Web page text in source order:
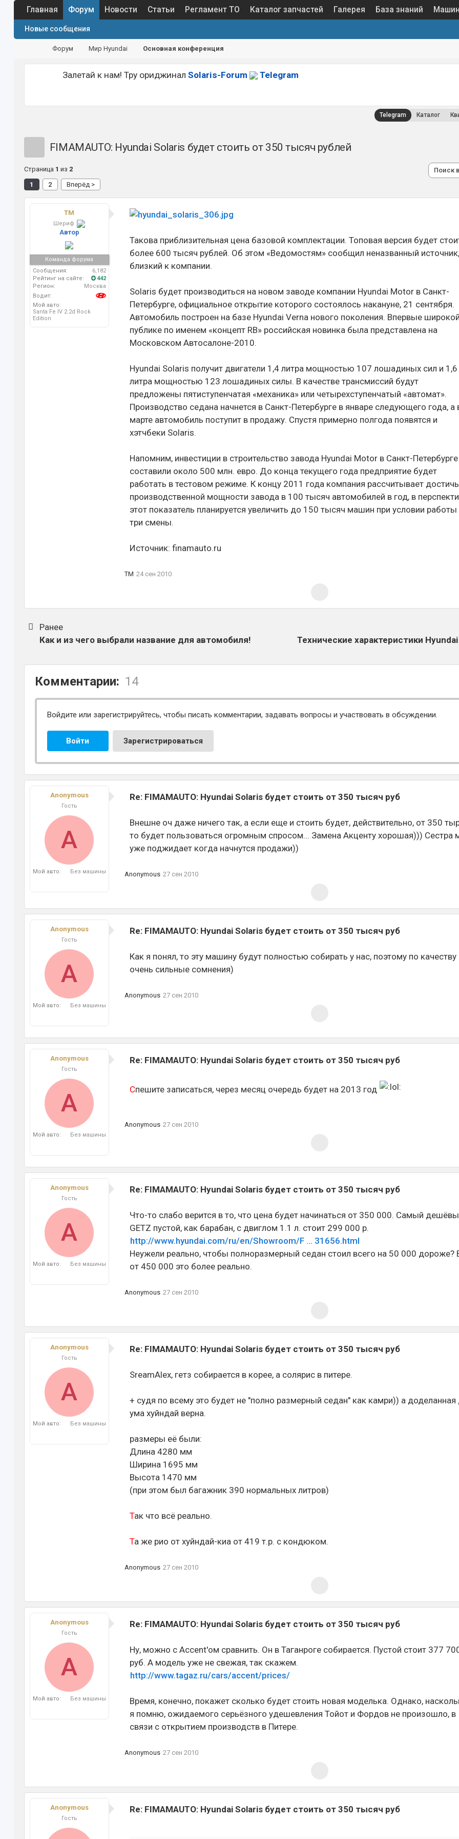
Главная Форум
Новые сообщения
Новости Статьи Регламент ТО Каталог запчастей Галерея База знаний
Форум Мир Hyundai Основная конференция
Залетай к нам! Тру ориджинал Solaris-Forum Telegram
Telegram Каталог
FIMAMAUTO: Hyundai Solaris будет стоить от 350 тысяч рублей
Поиск
Страница 1 из 2
1
2 Вперёд >
TM
Шериф
Автор
Команда форума
Сообщения:
6,182
Рейтинг на сайте:
442
Регион:
Москва
Водит:
Мой авто:
Santa Fe IV 2.2d Rock
Edition
Такова приблизительная цена базовой комплектации. Топовая версия будет
более 600 тысяч рублей. Об этом «Ведомостям» сообщил неназванный источник,
близкий к компании.
Solaris будет производиться на новом заводе компании Hyundai Motor в Санкт-
Петербурге, официальное открытие которого состоялось накануне, 21 сентября.
Автомобиль построен на базе Hyundai Verna нового поколения. Впервые широкой
публике по именем «концепт RB» российская новинка была представлена на
Московском Автосалоне-2010.
Hyundai Solaris получит двигатели 1,4 литра мощностью 107 лошадиных сил и 1,6
литра мощностью 123 лошадиных силы. В качестве трансмиссий будут
предложены пятиступенчатая «механика» или четырехступенчатый «автомат».
Производство седана начнется в Санкт-Петербурге в январе следующего года, а
марте автомобиль поступит в продажу. Спустя примерно полгода появятся и
хэтчбеки Solaris.
Напомним, инвестиции в строительство завода Hyundai Motor в Санкт-Петербурге
составили около 500 млн. евро. До конца текущего года предприятие будет
работать в тестовом режиме. К концу 2011 года компания рассчитывает достичь
производственной мощности завода в 100 тысяч автомобилей в год, в
этот показатель планируется увеличить до 150 тысяч машин при условии работы
три смены.
Источник: finamauto.ru
TM 24 сен 2010
Ранее
Как и из чего выбрали название для автомобиля!
Технические характеристики
Комментарии: 14
Войдите или зарегистрируйтесь, чтобы писать комментарии, задавать вопросы и участвовать в обсуждении.
Войти Зарегистрироваться
Anonymous
Гость
A
Мой авто: Без машины
Re: FIMAMAUTO: Hyundai Solaris будет стоить от 350 тысяч руб
Внешне оч даже ничего так, а если еще и стоить будет, действительно, от 350
то будет пользоваться огромным спросом... Замена Акценту хорошая))) Сестра
уже поджидает когда начнутся продажи))
Anonymous 27 сен 2010
Anonymous
Гость
A
Мой авто: Без машины
Re: FIMAMAUTO: Hyundai Solaris будет стоить от 350 тысяч руб
Как я понял, то эту машину будут полностью собирать у нас, поэтому по качеству
очень сильные сомнения)
Anonymous 27 сен 2010
Anonymous
Гость
A
Мой авто: Без машины
Re: FIMAMAUTO: Hyundai Solaris будет стоить от 350 тысяч руб
Спешите записаться, через месяц очередь будет на 2013 год
Anonymous 27 сен 2010
Anonymous
Гость
A
Мой авто: Без машины
Re: FIMAMAUTO: Hyundai Solaris будет стоить от 350 тысяч руб
Что-то слабо верится в то, что цена будет начинаться от 350 000. Самый
GETZ пустой, как барабан, с двиглом 1.1 л. стоит 299 000 р.
http://www.hyundai.com/ru/en/Showroom/F ... 31656.html
Неужели реально, чтобы полноразмерный седан стоил всего на 50 000 дороже?
от 450 000 это более реально.
Anonymous 27 сен 2010
Anonymous
Гость
A
Мой авто: Без машины
Re: FIMAMAUTO: Hyundai Solaris будет стоить от 350 тысяч руб
SreamAlex, гетз собирается в корее, а солярис в питере.
+ судя по всему это будет не "полно размерный седан" как камри)) а доделанная
ума хуйндай верна.
размеры её были:
Длина 4280 мм
Ширина 1695 мм
Высота 1470 мм
(при этом был багажник 390 нормальных литров)
Так что всё реально.
Та же рио от хуйндай-киа от 419 т.р. с кондюком.
Anonymous 27 сен 2010
Anonymous
Гость
A
Мой авто: Без машины
Re: FIMAMAUTO: Hyundai Solaris будет стоить от 350 тысяч руб
Ну, можно с Accent'ом сравнить. Он в Таганроге собирается. Пустой стоит 377
руб. А модель уже не свежая, так скажем.
http://www.tagaz.ru/cars/accent/prices/
Время, конечно, покажет сколько будет стоить новая моделька. Однако,
я помню, ожидаемого серьёзного удешевления Тойот и Фордов не произошло, в
связи с открытием производств в Питере.
Anonymous 27 сен 2010
Anonymous
Гость
Re: FIMAMAUTO: Hyundai Solaris будет стоить от 350 тысяч руб